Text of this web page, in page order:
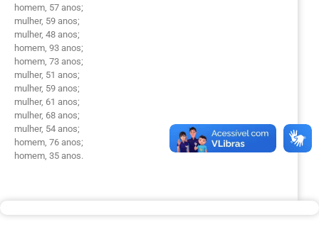
homem, 57 anos;
mulher, 59 anos;
mulher, 48 anos;
homem, 93 anos;
homem, 73 anos;
mulher, 51 anos;
mulher, 59 anos;
mulher, 61 anos;
mulher, 68 anos;
mulher, 54 anos;
homem, 76 anos;
homem, 35 anos.